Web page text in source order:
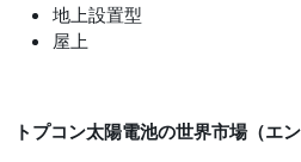
地上設置型
屋上
トプコン太陽電池の世界市場（エ